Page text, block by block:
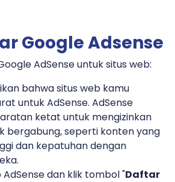
Google Adsense
AdSense untuk situs web:
bahwa situs web kamu
untuk AdSense. AdSense
ketat untuk mengizinkan
bergabung, seperti konten yang
dan kepatuhan dengan
AdSense dan klik tombol "Daftar